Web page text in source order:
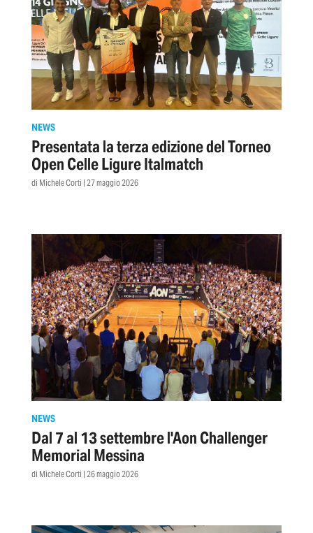
NEWS
Presentata la terza edizione del Torneo
Open Celle Ligure Italmatch
di Michele Corti | 27 maggio 2026
NEWS
Dal 7 al 13 settembre l'Aon Challenger
Memorial Messina
di Michele Corti | 26 maggio 2026